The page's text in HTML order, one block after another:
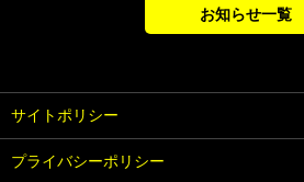
お知らせ一覧
サイトポリシー
プライバシーポリシー